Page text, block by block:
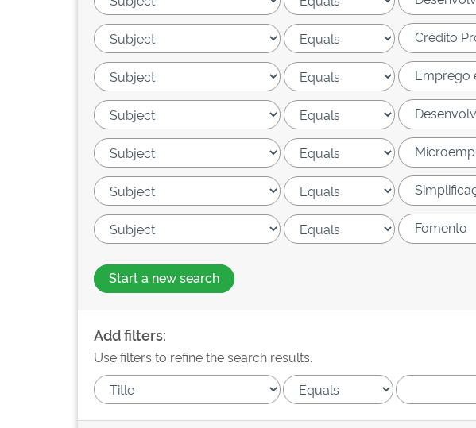
Start a new search
Add filters:
Use filters to refine the search results.